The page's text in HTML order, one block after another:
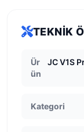
TEKNIK
Ür
ün
JC V1S
Kategori